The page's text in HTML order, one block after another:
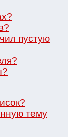
пустую
тему